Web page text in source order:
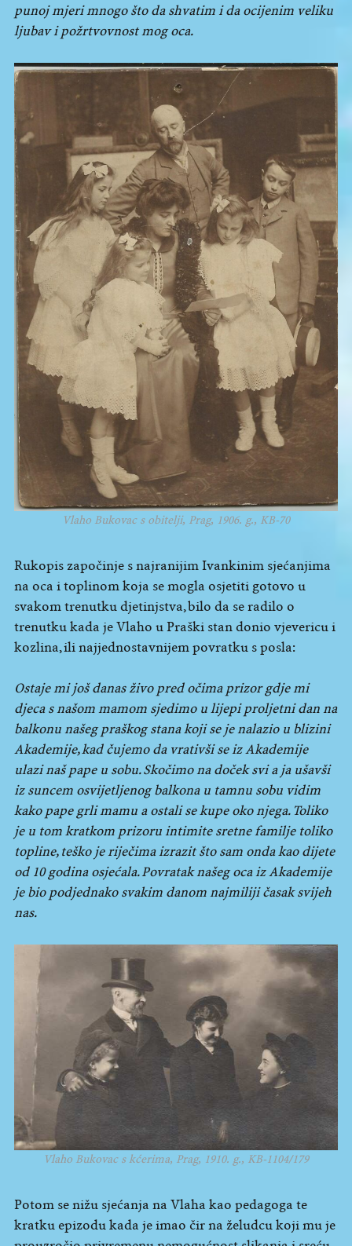
punoj mjeri mnogo što da shvatim i da ocijenim veliku
ljubav i požrtvovnost mog oca.
Vlaho Bukovac s obitelji, Prag, 1906. g., KB-70
Rukopis započinje s najranijim Ivankinim sjećanjima
na oca i toplinom koja se mogla osjetiti gotovo u
svakom trenutku djetinjstva, bilo da se radilo o
trenutku kada je Vlaho u Praški stan donio vjevericu i
kozlina, ili najjednostavnijem povratku s posla:
Ostaje mi još danas živo pred očima prizor gdje mi
djeca s našom mamom sjedimo u lijepi proljetni dan na
balkonu našeg praškog stana koji se je nalazio u blizini
Akademije, kad čujemo da vrativši se iz Akademije
ulazi naš pape u sobu. Skočimo na doček svi a ja ušavši
iz suncem osvijetljenog balkona u tamnu sobu vidim
kako pape grli mamu a ostali se kupe oko njega. Toliko
je u tom kratkom prizoru intimite sretne familje toliko
topline, teško je riječima izrazit što sam onda kao dijete
od 10 godina osjećala. Povratak našeg oca iz Akademije
je bio podjednako svakim danom najmiliji časak svijeh
nas.
Vlaho Bukovac s kćerima, Prag, 1910. g., KB-1104/179
Potom se nižu sjećanja na Vlaha kao pedagoga te
kratku epizodu kada je imao čir na želudcu koji mu je